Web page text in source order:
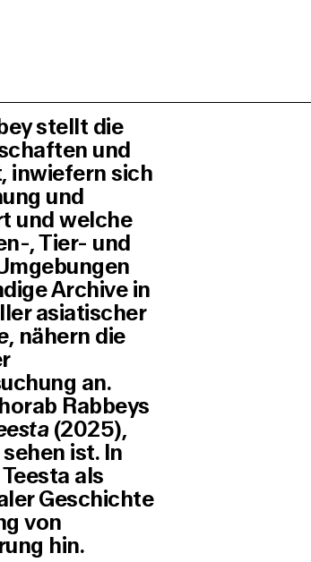
stellt die
und
inwiefern sich
und
und welche
, Tier- und
Archive in
asiatischer
, nähern die
an.
Rabbeys
(2025),
ist. In
als
Geschichte
von
hin.